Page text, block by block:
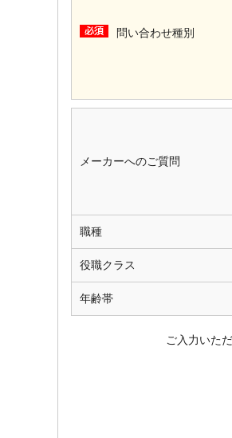
問い合わせ種別
メーカーへのご質問
職種
役職クラス
年齢帯
ご入力いた